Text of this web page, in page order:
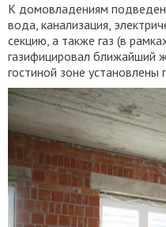
К домовладениям
вода, канализация,
секцию, а также газ (в
газифицировал ближайший
гостиной зоне установлены